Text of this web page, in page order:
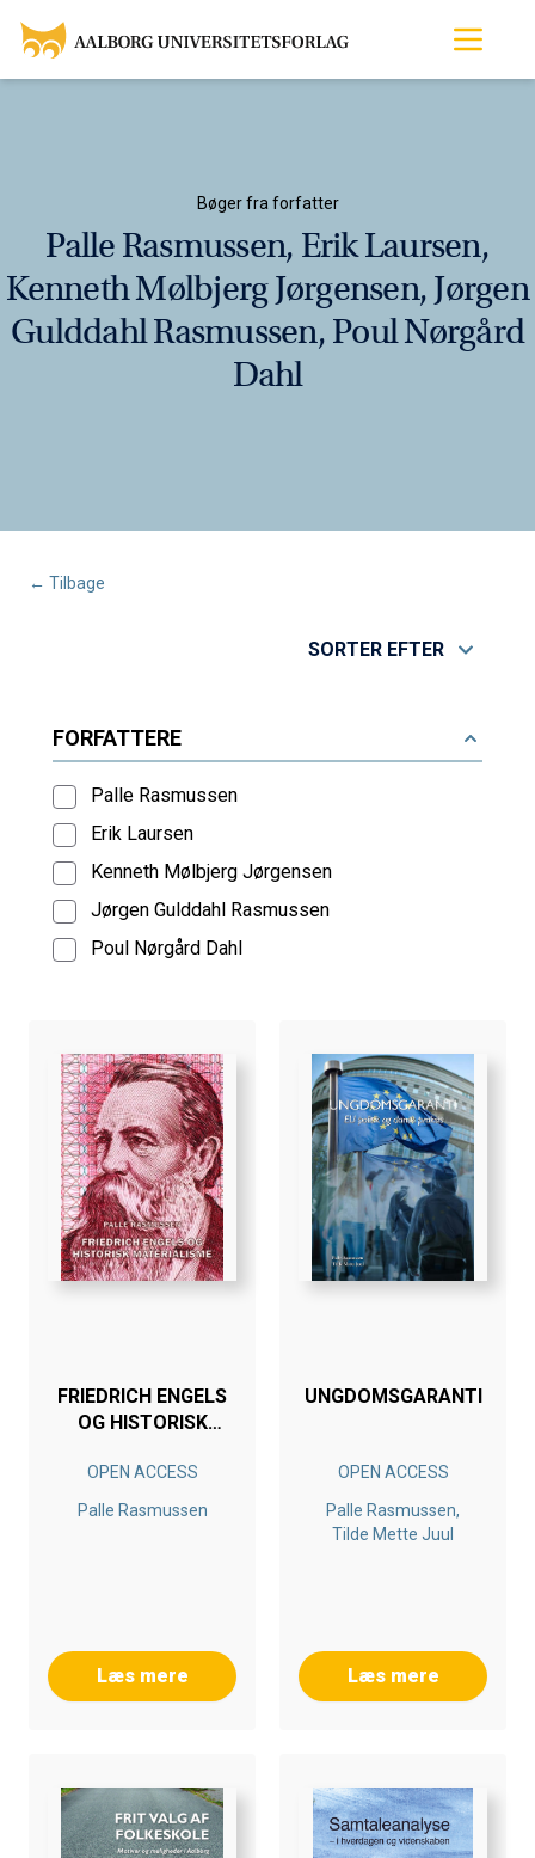
Bøger fra forfatter
Palle Rasmussen, Erik Laursen,
Kenneth Mølbjerg Jørgensen, Jørgen
Gulddahl Rasmussen, Poul Nørgård
Dahl
← Tilbage
SORTER EFTER
FORFATTERE
Palle Rasmussen
Erik Laursen
Kenneth Mølbjerg Jørgensen
Jørgen Gulddahl Rasmussen
Poul Nørgård Dahl
FRIEDRICH ENGELS
OG HISTORISK
OPEN ACCESS
Palle Rasmussen
Læs mere
UNGDOMSGARANTI
OPEN ACCESS
Palle Rasmussen,
Tilde Mette Juul
Læs mere